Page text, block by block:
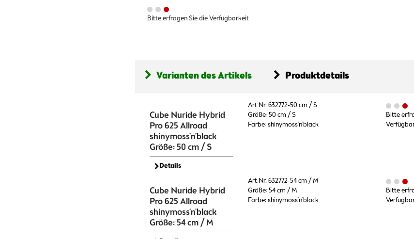
Bitte erfragen Sie die Verfügbarkeit
Varianten des Artikels Produktdetails
Cube Nuride Hybrid
Pro 625 Allroad
shinymoss'n'black
Größe: 50 cm / S
Details
Art.Nr. 632772-50 cm / S
Größe: 50 cm / S
Farbe: shinymoss'n'black
Bitte
Cube Nuride Hybrid
Pro 625 Allroad
shinymoss'n'black
Größe: 54 cm / M
Art.Nr. 632772-54 cm / M
Größe: 54 cm / M
Farbe: shinymoss'n'black
Bitte